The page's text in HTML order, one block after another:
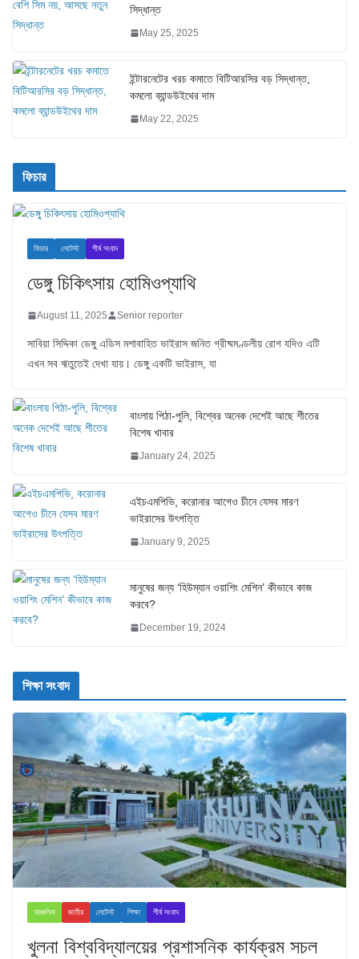
সিদ্ধান্ত
May 25, 2025
ইন্টারনেটের খরচ কমাতে বিটিআরসির বড় সিদ্ধান্ত,
কমলো ব্যান্ডউইথের দাম
May 22, 2025
ফিচার
ফিচার লেটেস্ট শীর্ষ সংবাদ
ডেঙ্গু চিকিৎসায় হোমিওপ্যাথি
August 11, 2025 Senior reporter
সাবিয়া সিদ্দিকা ডেঙ্গু এডিস মশাবাহিত ভাইরাস জনিত গ্রীষ্মমণ্ডলীয় রোগ যদিও এটি
এখন সব ঋতুতেই দেখা যায়। ডেঙ্গু একটি ভাইরাস, যা
বাংলায় পিঠা-পুলি, বিশ্বের অনেক দেশেই আছে শীতের
বিশেষ খাবার
January 24, 2025
এইচএমপিভি, করোনার আগেও চীনে যেসব মারণ
ভাইরাসের উৎপত্তি
January 9, 2025
মানুষের জন্য ‘হিউম্যান ওয়াশিং মেশিন’ কীভাবে কাজ
করবে?
December 19, 2024
শিক্ষা সংবাদ
আঞ্চলিক জাতীয় লেটেস্ট শিক্ষা শীর্ষ সংবাদ
খুলনা বিশ্ববিদ্যালয়ের প্রশাসনিক কার্যক্রম সচল